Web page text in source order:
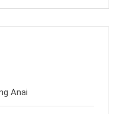
Anai